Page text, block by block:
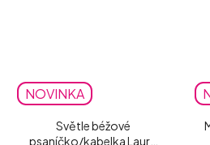
NOVINKA
Světle béžové
psaníčko/kabelka Laura